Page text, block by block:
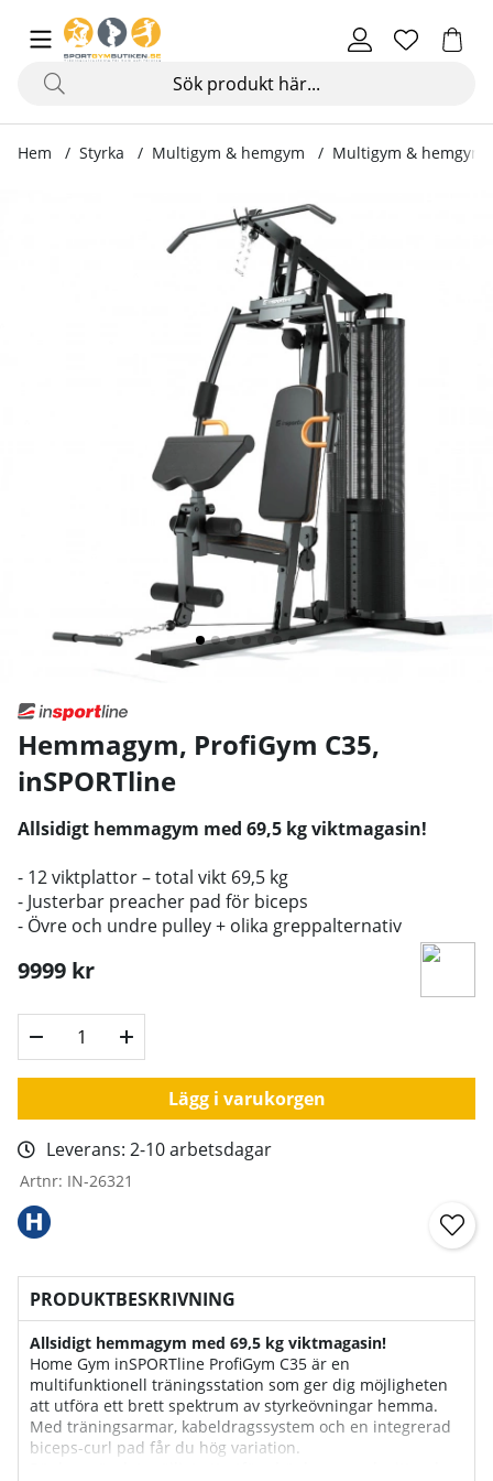
Hem Styrka Multigym & hemgym Multigym & hemgym
Produktbilder Hemmagym, ProfiGym C35
Hemmagym, ProfiGym C35,
inSPORTline
Allsidigt hemmagym med 69,5 kg viktmagasin!
- 12 viktplattor – total vikt 69,5 kg
- Justerbar preacher pad för biceps
- Övre och undre pulley + olika greppalternativ
9999 kr
Lägg i varukorgen
Leverans: 2-10 arbetsdagar
Artnr: IN-26321
PRODUKTBESKRIVNING
Allsidigt hemmagym med 69,5 kg viktmagasin!
Home Gym inSPORTline ProfiGym C35 är en
multifunktionell träningsstation som ger dig möjligheten
att utföra ett brett spektrum av styrkeövningar hemma.
Med träningsarmar, kabeldragssystem och en integrerad
biceps-curl pad får du hög variation.